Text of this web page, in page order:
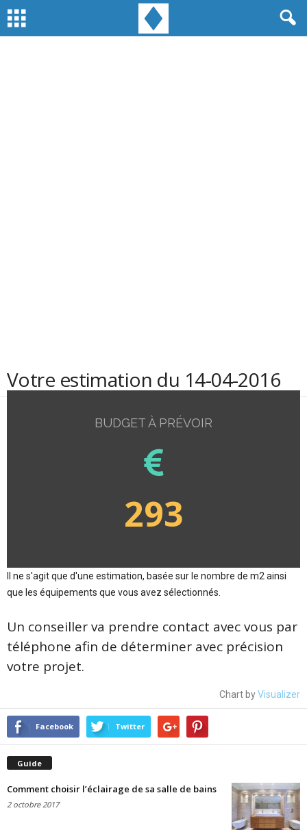
Votre estimation du 14-04-2016
BUDGET À PRÉVOIR
293
Il ne s'agit que d'une estimation, basée sur le nombre de m2 ainsi
que les équipements que vous avez sélectionnés.
Un conseiller va prendre contact avec vous par
téléphone afin de déterminer avec précision
votre projet.
Chart byVisualizer
Facebook Twitter
Guide
Comment choisir l’éclairage de sa salle de bains
2 octobre 2017